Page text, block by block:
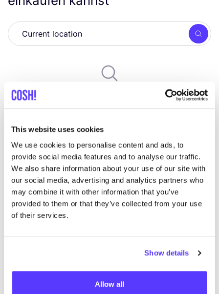
This website uses cookies
We use cookies to personalise content and ads, to
provide social media features and to analyse our traffic.
We also share information about your use of our site with
our social media, advertising and analytics partners who
may combine it with other information that you’ve
provided to them or that they’ve collected from your use
of their services.
Show details
Allow all
Wir haben keine Ergebnisse für deine
Alle Geschäfte anzeigen
List Map